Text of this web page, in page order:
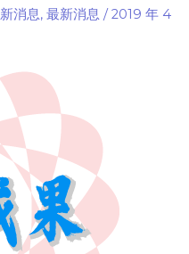
消息, 最新消息 /2019 年 4